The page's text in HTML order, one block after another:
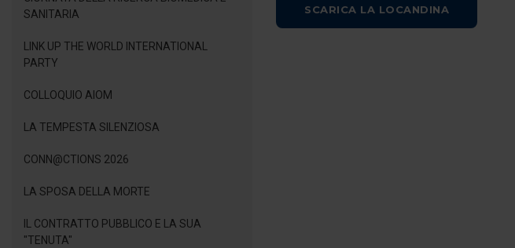
SANITARIA
LINK UP THE WORLD INTERNATIONAL
PARTY
COLLOQUIO AIOM
LA TEMPESTA SILENZIOSA
CONN@CTIONS 2026
LA SPOSA DELLA MORTE
IL CONTRATTO PUBBLICO E LA SUA
"TENUTA"
SCARICA LA LOCANDINA